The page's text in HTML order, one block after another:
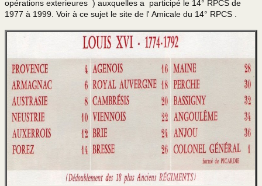
Prière d'un Fanion
Caricatures
Juillet 1971
Chroniques Paloises
Fanions 1er RCP
Fanions 9° RCP
Fanions 14° RCP
opérations exterieures ) auxquelles a participé le 14° RPCS de
1977 à 1999. Voir à ce sujet le site de l' Amicale du 14° RPCS .